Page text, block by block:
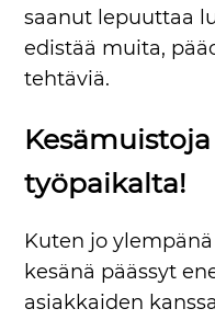
saanut lepuuttaa
edistää muita,
tehtäviä.
työpaikalta!
Kuten jo
kesänä päässyt
asiakkaiden